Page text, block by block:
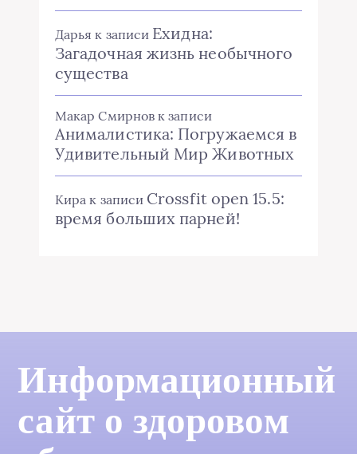
Дарья к записи Ехидна:
Загадочная жизнь необычного
существа
Макар Смирнов к записи
Анималистика: Погружаемся в
Удивительный Мир Животных
Кира к записи Crossfit open 15.5:
время больших парней!
Информационный
сайт о здоровом